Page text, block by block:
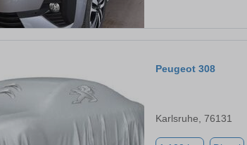
Peugeot 308
Karlsruhe, 76131